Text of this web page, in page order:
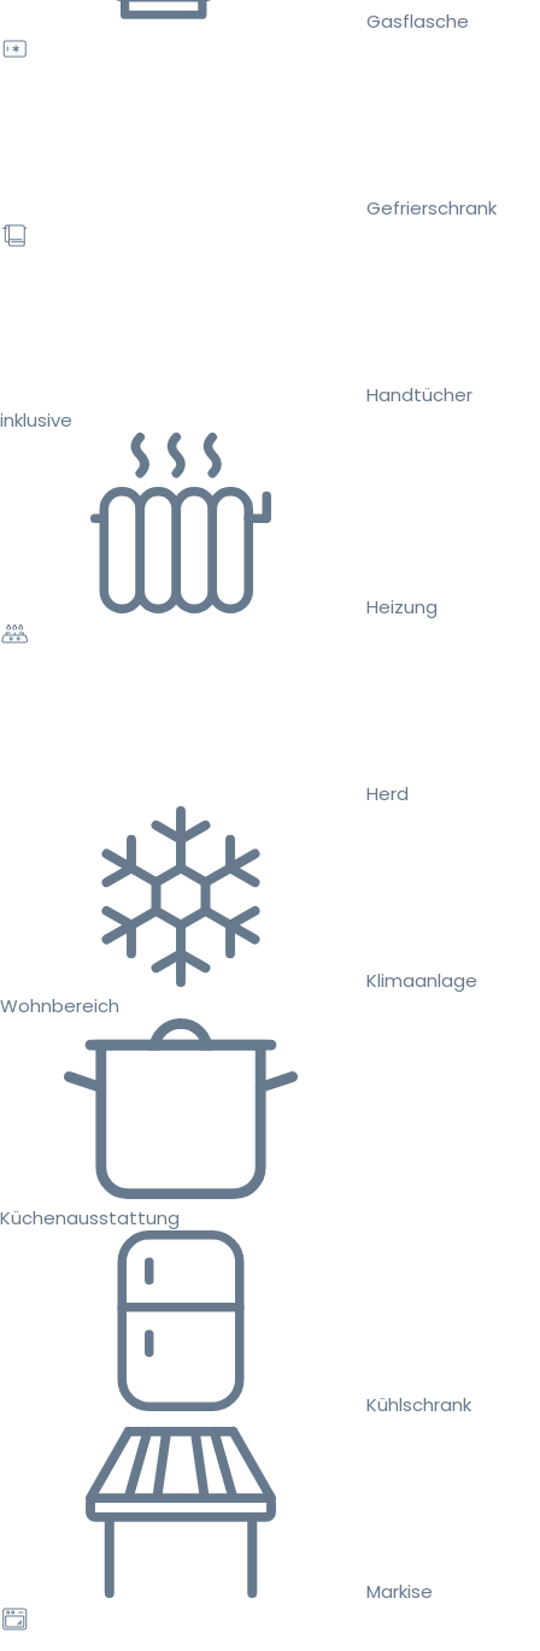
Gasflasche
Gefrierschrank
Handtücher
inklusive
Heizung
Herd
Klimaanlage
Wohnbereich
Küchenausstattung
Kühlschrank
Markise